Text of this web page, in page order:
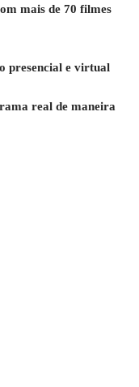
mais de 70 filmes
presencial e virtual
real de maneira